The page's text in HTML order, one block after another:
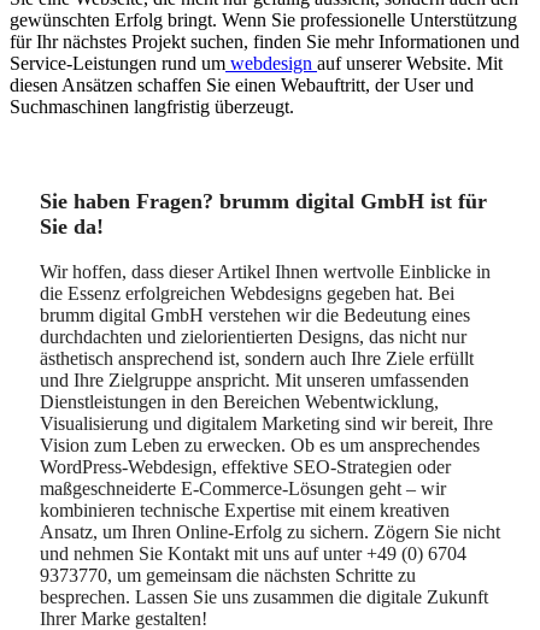
gewünschten Erfolg bringt. Wenn Sie professionelle Unterstützung
für Ihr nächstes Projekt suchen, finden Sie mehr Informationen und
Service-Leistungen rund um webdesign auf unserer Website. Mit
diesen Ansätzen schaffen Sie einen Webauftritt, der User und
Suchmaschinen langfristig überzeugt.
Sie haben Fragen? brumm digital GmbH ist für
Sie da!
Wir hoffen, dass dieser Artikel Ihnen wertvolle Einblicke in
die Essenz erfolgreichen Webdesigns gegeben hat. Bei
brumm digital GmbH verstehen wir die Bedeutung eines
durchdachten und zielorientierten Designs, das nicht nur
ästhetisch ansprechend ist, sondern auch Ihre Ziele erfüllt
und Ihre Zielgruppe anspricht. Mit unseren umfassenden
Dienstleistungen in den Bereichen Webentwicklung,
Visualisierung und digitalem Marketing sind wir bereit, Ihre
Vision zum Leben zu erwecken. Ob es um ansprechendes
WordPress-Webdesign, effektive SEO-Strategien oder
maßgeschneiderte E-Commerce-Lösungen geht – wir
kombinieren technische Expertise mit einem kreativen
Ansatz, um Ihren Online-Erfolg zu sichern. Zögern Sie nicht
und nehmen Sie Kontakt mit uns auf unter +49 (0) 6704
9373770, um gemeinsam die nächsten Schritte zu
besprechen. Lassen Sie uns zusammen die digitale Zukunft
Ihrer Marke gestalten!